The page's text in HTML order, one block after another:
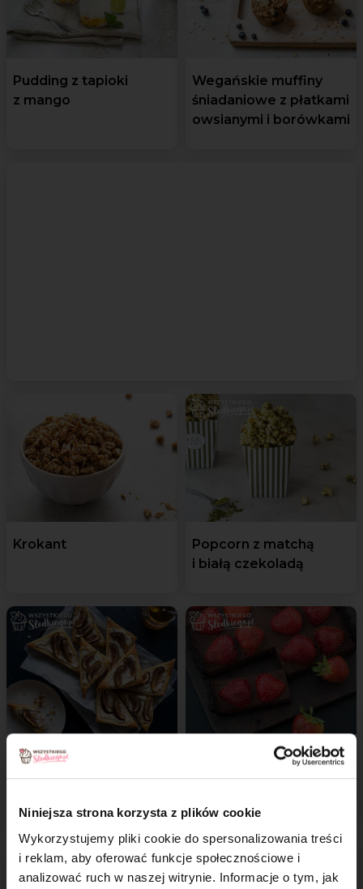
Niniejsza strona korzysta z plików cookie
Wykorzystujemy pliki cookie do spersonalizowania treści
i reklam, aby oferować funkcje społecznościowe i
analizować ruch w naszej witrynie. Informacje o tym, jak
Pudding z tapioki
z mango
Wegańskie muffiny
śniadaniowe z płatkami
owsianymi i borówkami
Krokant
Popcorn z matchą
i białą czekoladą
Francuskie trójkąciki
z figami
czekoladowa tarta